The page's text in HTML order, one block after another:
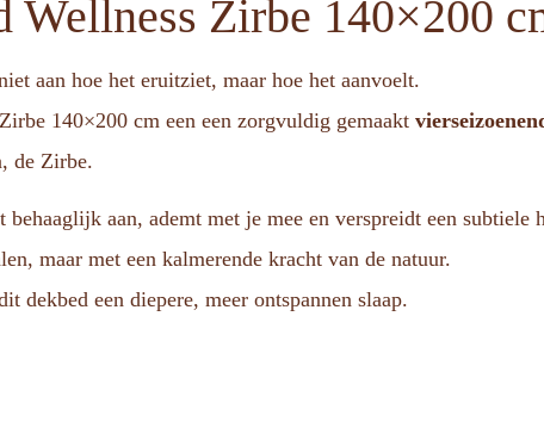
Wellness Zirbe 140×200
aan hoe het eruitziet, maar hoe het aanvoelt.
140×200 cm een een zorgvuldig gemaakt
de Zirbe.
aan, ademt met je mee en verspreidt een subtiele
maar met een kalmerende kracht van de natuur.
dekbed een diepere, meer ontspannen slaap.